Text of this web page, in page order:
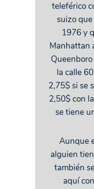
teleférico
suizo
1976 y
Manhattan
la calle
2,75$ si se
2,50$ con
se tiene
Aunque
alguien
también
aquí